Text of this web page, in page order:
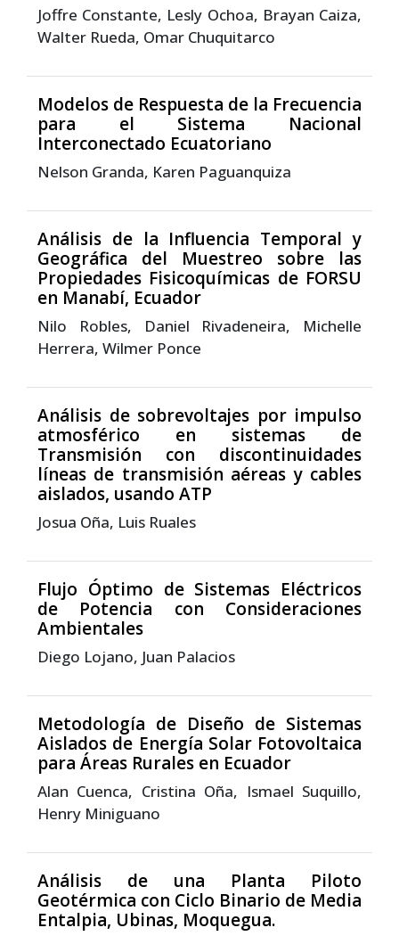
Joffre Constante, Lesly Ochoa, Brayan Caiza,
Walter Rueda, Omar Chuquitarco
Modelos de Respuesta de la Frecuencia
para el Sistema Nacional
Interconectado Ecuatoriano
Nelson Granda, Karen Paguanquiza
Análisis de la Influencia Temporal y
Geográfica del Muestreo sobre las
Propiedades Fisicoquímicas de FORSU
en Manabí, Ecuador
Nilo Robles, Daniel Rivadeneira, Michelle
Herrera, Wilmer Ponce
Análisis de sobrevoltajes por impulso
atmosférico en sistemas de
Transmisión con discontinuidades
líneas de transmisión aéreas y cables
aislados, usando ATP
Josua Oña, Luis Ruales
Flujo Óptimo de Sistemas Eléctricos
de Potencia con Consideraciones
Ambientales
Diego Lojano, Juan Palacios
Metodología de Diseño de Sistemas
Aislados de Energía Solar Fotovoltaica
para Áreas Rurales en Ecuador
Alan Cuenca, Cristina Oña, Ismael Suquillo,
Henry Miniguano
Análisis de una Planta Piloto
Geotérmica con Ciclo Binario de Media
Entalpia, Ubinas, Moquegua.